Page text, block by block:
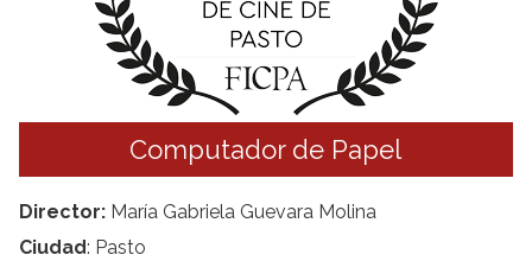
Computador de Papel
Director: María Gabriela Guevara Molina
Ciudad: Pasto